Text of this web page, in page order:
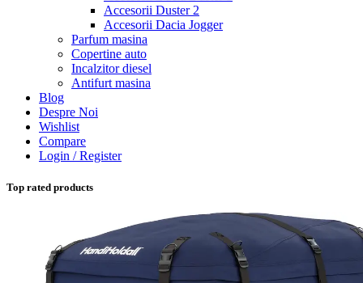
Accesorii Duster 2
Accesorii Dacia Jogger
Parfum masina
Copertine auto
Incalzitor diesel
Antifurt masina
Blog
Despre Noi
Wishlist
Compare
Login / Register
Top rated products